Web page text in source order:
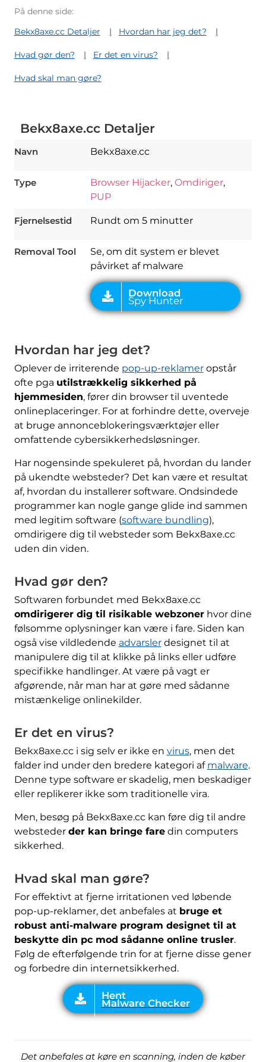
På denne side:
Bekx8axe.cc Detaljer
Hvordan har jeg det?
Hvad gør den? Er det en virus?
Hvad skal man gøre?
Bekx8axe.cc Detaljer
Navn Bekx8axe.cc
Type Browser Hijacker, Omdiriger,
PUP
Fjernelsestid Rundt om 5 minutter
Removal Tool
Se, om dit system er blevet
påvirket af malware
Download
Spy Hunter
Hvordan har jeg det?
Oplever de irriterende pop-up-reklameropstår
ofte pga utilstrækkelig sikkerhed på
hjemmesiden, fører din browser til uventede
onlineplaceringer. For at forhindre dette, overveje
at bruge annonceblokeringsværktøjer eller
omfattende cybersikkerhedsløsninger.
Har nogensinde spekuleret på, hvordan du lander
på ukendte websteder? Det kan være et resultat
af, hvordan du installerer software. Ondsindede
programmer kan nogle gange glide ind sammen
med legitim software (software bundling),
omdirigere dig til websteder som Bekx8axe.cc
uden din viden.
Hvad gør den?
Softwaren forbundet med Bekx8axe.cc
omdirigerer dig til risikable webzonerhvor dine
følsomme oplysninger kan være i fare. Siden kan
også vise vildledende advarslerdesignet til at
manipulere dig til at klikke på links eller udføre
specifikke handlinger. At være på vagt er
afgørende, når man har at gøre med sådanne
mistænkelige onlinekilder.
Er det en virus?
Bekx8axe.cc i sig selv er ikke en virus, men det
falder ind under den bredere kategori af malware.
Denne type software er skadelig, men beskadiger
eller replikerer ikke som traditionelle vira.
Men, besøg på Bekx8axe.cc kan føre dig til andre
websteder der kan bringe faredin computers
sikkerhed.
Hvad skal man gøre?
For effektivt at fjerne irritationen ved løbende
pop-up-reklamer, det anbefales at bruge et
robust anti-malware program designet til at
beskytte din pc mod sådanne online trusler.
Følg de efterfølgende trin for at fjerne disse gener
og forbedre din internetsikkerhed.
Det anbefales at køre en scanning, inden de køber